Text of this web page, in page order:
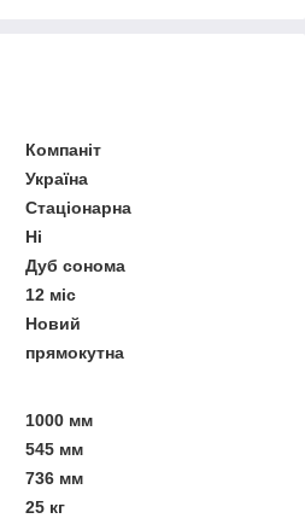
Компаніт
Україна
Стаціонарна
Ні
Дуб сонома
12 міс
Новий
прямокутна
1000 мм
545 мм
736 мм
25 кг